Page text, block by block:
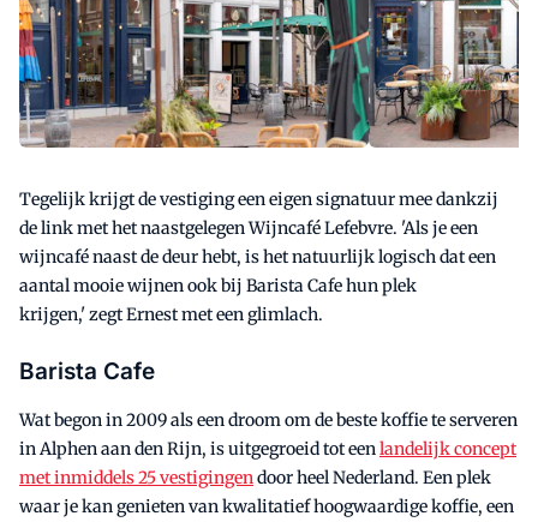
Tegelijk krijgt de vestiging een eigen signatuur mee dankzij
de link met het naastgelegen Wijncafé Lefebvre. 'Als je een
wijncafé naast de deur hebt, is het natuurlijk logisch dat een
aantal mooie wijnen ook bij Barista Cafe hun plek
krijgen,' zegt Ernest met een glimlach.
Barista Cafe
Wat begon in 2009 als een droom om de beste koffie te serveren
in Alphen aan den Rijn, is uitgegroeid tot eenlandelijk concept
met inmiddels 25 vestigingendoor heel Nederland. Een plek
waar je kan genieten van kwalitatief hoogwaardige koffie, een